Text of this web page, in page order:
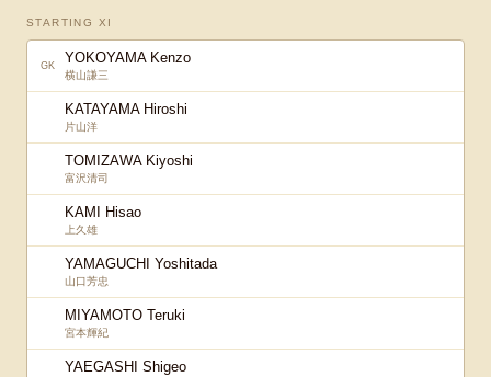
STARTING XI
GK YOKOYAMA Kenzo
横山謙三
KATAYAMA Hiroshi
片山洋
TOMIZAWA Kiyoshi
富沢清司
KAMI Hisao
上久雄
YAMAGUCHI Yoshitada
山口芳忠
MIYAMOTO Teruki
宮本輝紀
YAEGASHI Shigeo